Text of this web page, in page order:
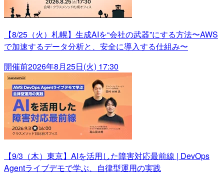
【8/25（火）札幌】生成AIを“会社の武器”にする方法〜AWS
で加速するデータ分析と、安全に導入する仕組み〜
開催前2026年8月25日(火) 17:30
【9/3（木）東京】AIを活用した障害対応最前線 | DevOps
Agentライブデモで学ぶ、自律型運用の実践